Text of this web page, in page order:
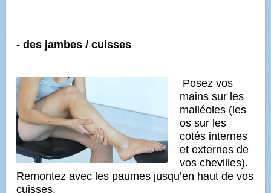
- des jambes / cuisses
Posez vos
mains sur les
malléoles (les
os sur les
cotés internes
et externes de
vos chevilles).
Remontez avec les paumes jusqu’en haut de vos
cuisses.